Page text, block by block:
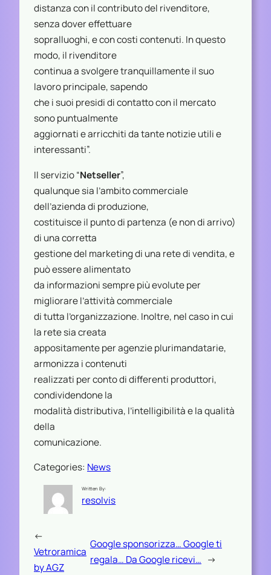
distanza con il contributo del rivenditore,
senza dover effettuare
sopralluoghi, e con costi contenuti. In questo
modo, il rivenditore
continua a svolgere tranquillamente il suo
lavoro principale, sapendo
che i suoi presidi di contatto con il mercato
sono puntualmente
aggiornati e arricchiti da tante notizie utili e
interessanti”.
Il servizio “Netseller”,
qualunque sia l’ambito commerciale
dell’azienda di produzione,
costituisce il punto di partenza (e non di arrivo)
di una corretta
gestione del marketing di una rete di vendita, e
può essere alimentato
da informazioni sempre più evolute per
migliorare l’attività commerciale
di tutta l’organizzazione. Inoltre, nel caso in cui
la rete sia creata
appositamente per agenzie plurimandatarie,
armonizza i contenuti
realizzati per conto di differenti produttori,
condividendone la
modalità distributiva, l’intelligibilità e la qualità
della
comunicazione.
Categories: News
Written By:
resolvis
←
Vetroramica
by AGZ
Google sponsorizza… Google ti
regala… Da Google ricevi… →